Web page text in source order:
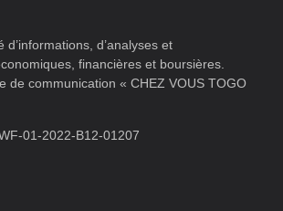
d’informations, d’analyses et
financières et boursières.
de communication « CHEZ VOUS TOGO
01-2022-B12-01207